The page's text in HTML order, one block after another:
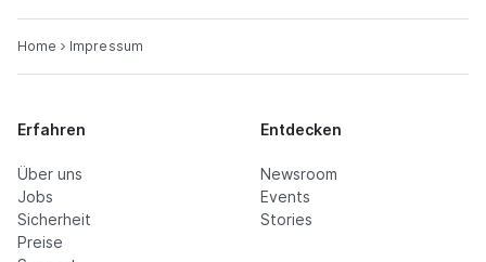
Home Impressum
Erfahren
Über uns
Jobs
Sicherheit
Preise
Entdecken
Newsroom
Events
Stories